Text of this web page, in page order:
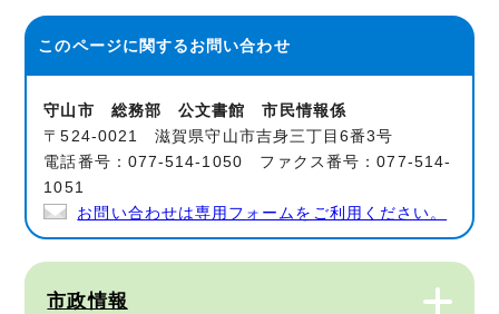
このページに関するお問い合わせ
守山市 総務部 公文書館 市民情報係
〒524-0021 滋賀県守山市吉身三丁目6番3号
電話番号：077-514-1050 ファクス番号：077-514-
1051
お問い合わせは専用フォームをご利用ください。
市政情報